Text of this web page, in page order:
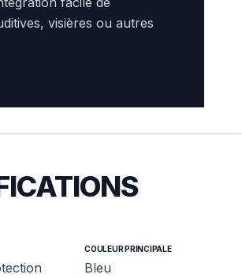
visières ou autres
COULEUR PRINCIPALE
Bleu